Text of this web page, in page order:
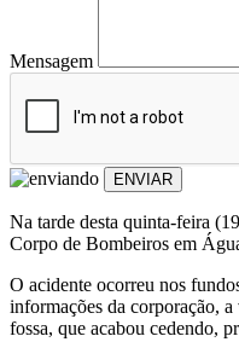
Mensagem
ENVIAR
Na tarde desta quinta-feira
Corpo de Bombeiros em
O acidente ocorreu nos
informações da corporação,
fossa, que acabou cedendo,